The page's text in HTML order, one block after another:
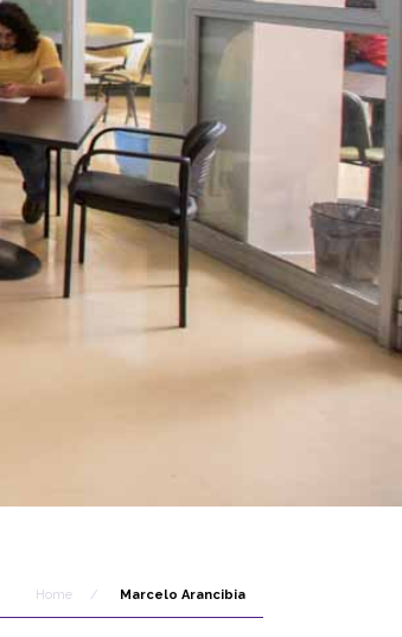
Home / Marcelo Arancibia